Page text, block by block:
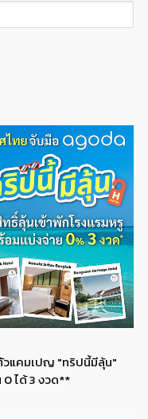
วแคมเปญ "ทริปนี้มีลุ้น"
ได้ 3 งวด**